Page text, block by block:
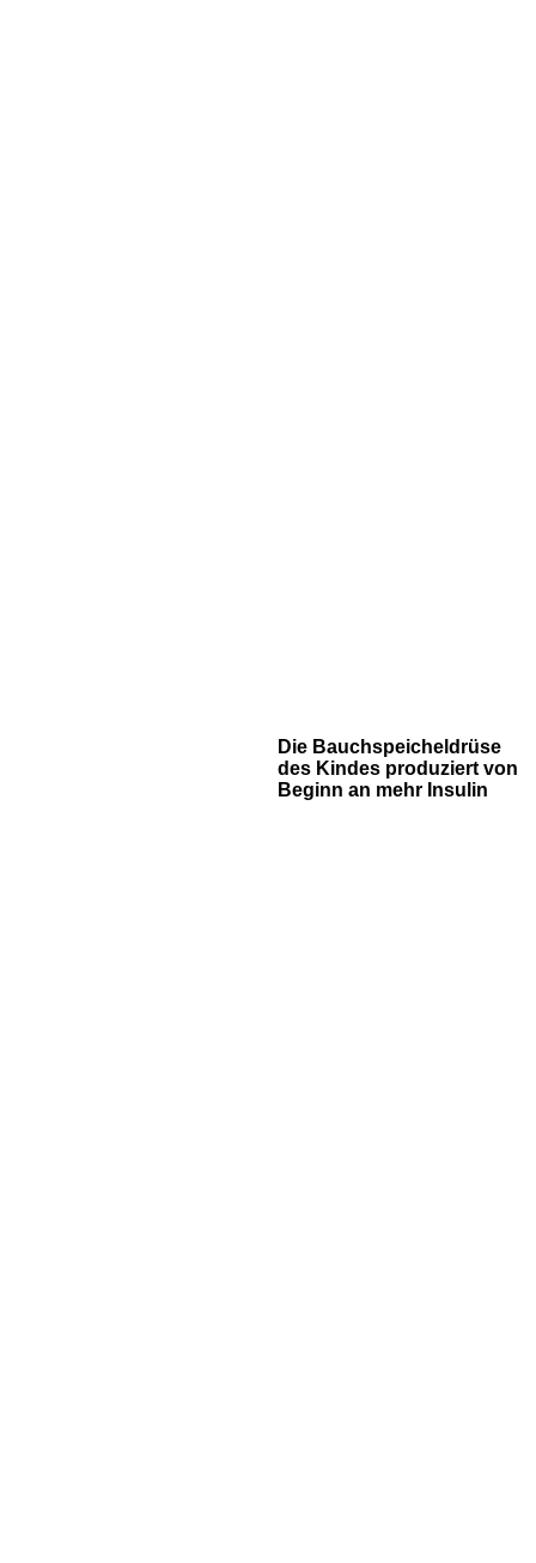
Die Bauchspeicheldrüse
des Kindes produziert von
Beginn an mehr Insulin